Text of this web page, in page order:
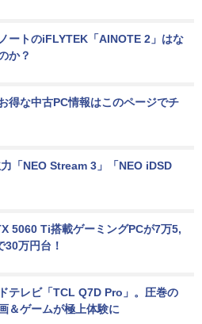
ートのiFLYTEK「AINOTE 2」はな
か？
得な中古PC情報はこのページでチ
「NEO Stream 3」「NEO iDSD
5060 Ti搭載ゲーミングPCが7万5,
30万円台！
テレビ「TCL Q7D Pro」。圧巻の
＆ゲームが極上体験に